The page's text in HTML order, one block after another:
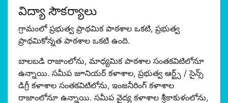
విద్యా సౌకర్యాలు
గ్రామంలో ప్రభుత్వ ప్రాథమిక పాఠశాల ఒకటి, ప్రభుత్వ
ప్రాథమికోన్నత పాఠశాల ఒకటి ఉంది.
బాలబడి రాజాంలోను, మాధ్యమిక పాఠశాల సంతకవిటిలోనూ
ఉన్నాయి. సమీప జూనియర్ కళాశాల, ప్రభుత్వ ఆర్ట్స్ / సైన్స్
డిగ్రీ కళాశాల సంతకవిటిలోను, ఇంజనీరింగ్ కళాశాల
రాజాంలోనూ ఉన్నాయి. సమీప వైద్య కళాశాల శ్రీకాకుళంలోను,